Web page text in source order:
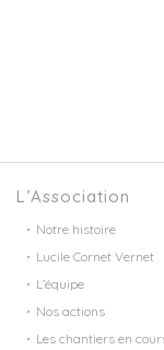
L’Association
Notre histoire
Lucile Cornet Vernet
L’équipe
Nos actions
Les chantiers en